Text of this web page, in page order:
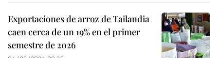
Exportaciones de arroz de Tailandia
caen cerca de un 19% en el primer
semestre de 2026